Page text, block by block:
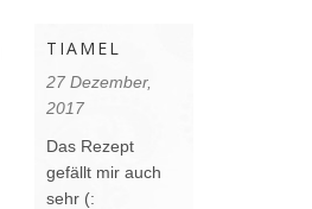
TIAMEL
27 Dezember,
2017
Das Rezept
gefällt mir auch
sehr (: